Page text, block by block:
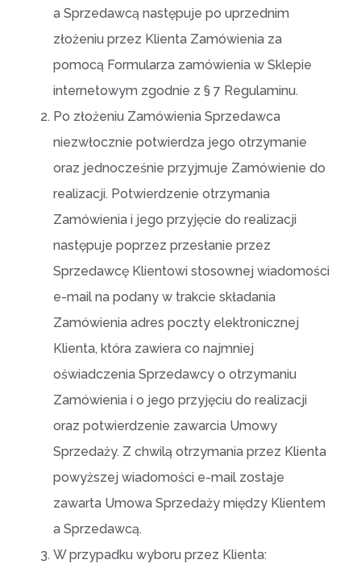
a Sprzedawcą następuje po uprzednim
złożeniu przez Klienta Zamówienia za
pomocą Formularza zamówienia w Sklepie
internetowym zgodnie z § 7 Regulaminu.
Po złożeniu Zamówienia Sprzedawca
niezwłocznie potwierdza jego otrzymanie
oraz jednocześnie przyjmuje Zamówienie do
realizacji. Potwierdzenie otrzymania
Zamówienia i jego przyjęcie do realizacji
następuje poprzez przesłanie przez
Sprzedawcę Klientowi stosownej wiadomości
e-mail na podany w trakcie składania
Zamówienia adres poczty elektronicznej
Klienta, która zawiera co najmniej
oświadczenia Sprzedawcy o otrzymaniu
Zamówienia i o jego przyjęciu do realizacji
oraz potwierdzenie zawarcia Umowy
Sprzedaży. Z chwilą otrzymania przez Klienta
powyższej wiadomości e-mail zostaje
zawarta Umowa Sprzedaży między Klientem
a Sprzedawcą.
W przypadku wyboru przez Klienta: